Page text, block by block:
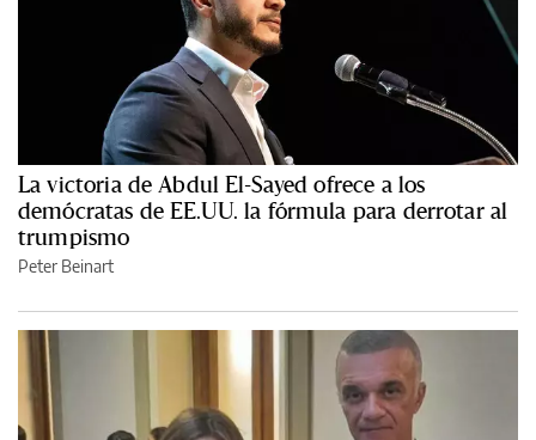
La victoria de Abdul El-Sayed ofrece a los
demócratas de EE.UU. la fórmula para derrotar al
trumpismo
Peter Beinart